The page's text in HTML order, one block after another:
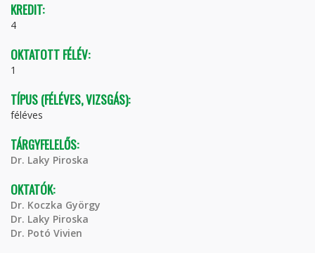
KREDIT:
4
OKTATOTT FÉLÉV:
1
TÍPUS (FÉLÉVES, VIZSGÁS):
féléves
TÁRGYFELELŐS:
Dr. Laky Piroska
OKTATÓK:
Dr. Koczka György
Dr. Laky Piroska
Dr. Potó Vivien